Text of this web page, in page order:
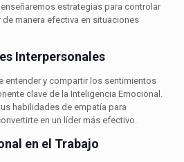
estrategias para controlar
manera efectiva en situaciones
Interpersonales
entender y compartir los sentimientos
clave de la Inteligencia Emocional.
habilidades de empatía para
en un líder más efectivo.
en el Trabajo